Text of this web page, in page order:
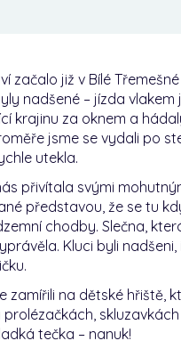
začalo již v Bílé
nadšené – jízda
krajinu za oknem a
jsme se vydali po
utekla.
přivítala svými
představou, že se tu
chodby. Slečna,
Kluci byli
zamířili na dětské hřiště,
tečka – nanuk!